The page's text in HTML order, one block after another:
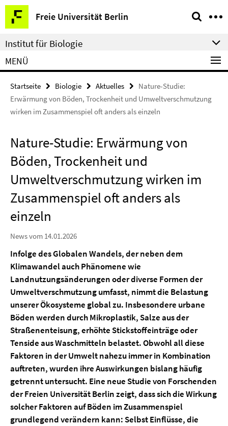
Springe
direkt
zu
Inhalt
Freie Universität Berlin
Service-
Navigation
Institut für Biologie
MENÜ
Startseite Biologie Aktuelles
Nature-Studie:
Erwärmung von Böden, Trockenheit und Umweltverschmutzung
wirken im Zusammenspiel oft anders als einzeln
Nature-Studie: Erwärmung von
Böden, Trockenheit und
Umweltverschmutzung wirken im
Zusammenspiel oft anders als
einzeln
News vom 14.01.2026
Infolge des Globalen Wandels, der neben dem
Klimawandel auch Phänomene wie
Landnutzungsänderungen oder diverse Formen der
Umweltverschmutzung umfasst, nimmt die Belastung
unserer Ökosysteme global zu. Insbesondere urbane
Böden werden durch Mikroplastik, Salze aus der
Straßenenteisung, erhöhte Stickstoffeinträge oder
Tenside aus Waschmitteln belastet. Obwohl all diese
Faktoren in der Umwelt nahezu immer in Kombination
auftreten, wurden ihre Auswirkungen bislang häufig
getrennt untersucht. Eine neue Studie von Forschenden
der Freien Universität Berlin zeigt, dass sich die Wirkung
solcher Faktoren auf Böden im Zusammenspiel
grundlegend verändern kann: Selbst Einflüsse, die